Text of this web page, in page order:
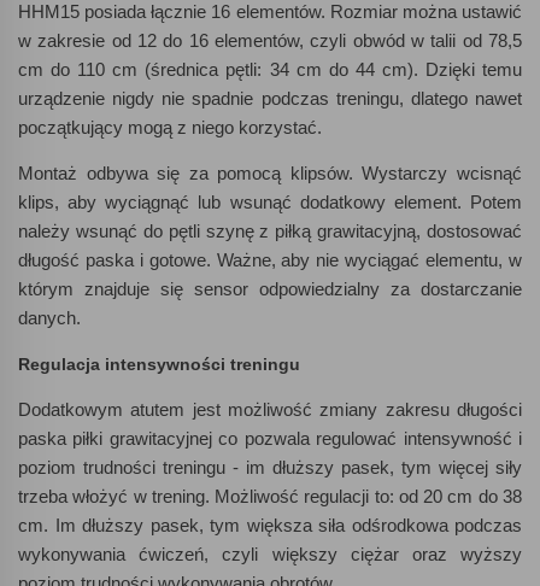
HHM15 posiada łącznie 16 elementów. Rozmiar można ustawić
w zakresie od 12 do 16 elementów, czyli obwód w talii od 78,5
cm do 110 cm (średnica pętli: 34 cm do 44 cm). Dzięki temu
urządzenie nigdy nie spadnie podczas treningu, dlatego nawet
początkujący mogą z niego korzystać.
Montaż odbywa się za pomocą klipsów. Wystarczy wcisnąć
klips, aby wyciągnąć lub wsunąć dodatkowy element. Potem
należy wsunąć do pętli szynę z piłką grawitacyjną, dostosować
długość paska i gotowe. Ważne, aby nie wyciągać elementu, w
którym znajduje się sensor odpowiedzialny za dostarczanie
danych.
Regulacja intensywności treningu
Dodatkowym atutem jest możliwość zmiany zakresu długości
paska piłki grawitacyjnej co pozwala regulować intensywność i
poziom trudności treningu - im dłuższy pasek, tym więcej siły
trzeba włożyć w trening. Możliwość regulacji to: od 20 cm do 38
cm. Im dłuższy pasek, tym większa siła odśrodkowa podczas
wykonywania ćwiczeń, czyli większy ciężar oraz wyższy